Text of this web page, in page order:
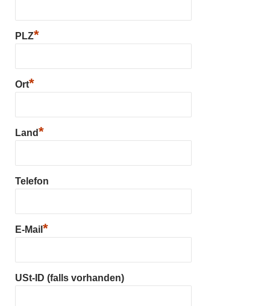
PLZ*
Ort*
Land*
Telefon
E-Mail *
USt-ID (falls vorhanden)